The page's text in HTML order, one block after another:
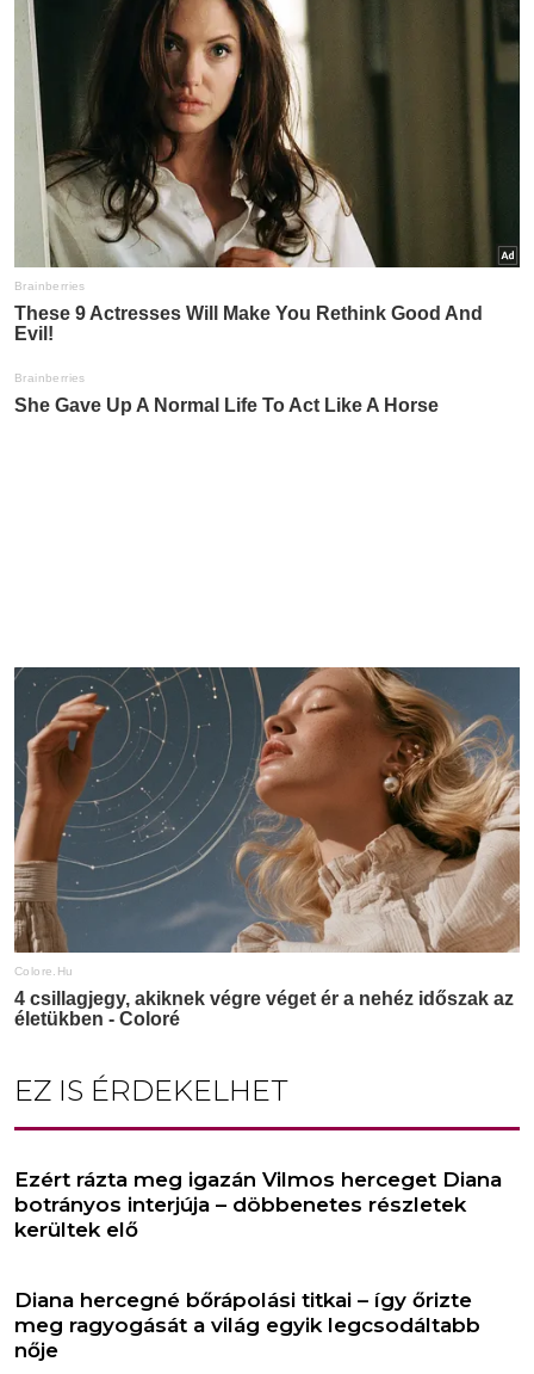
EZ IS ÉRDEKELHET
Ezért rázta meg igazán Vilmos herceget Diana
botrányos interjúja – döbbenetes részletek
kerültek elő
Diana hercegné bőrápolási titkai – így őrizte
meg ragyogását a világ egyik legcsodáltabb
nője